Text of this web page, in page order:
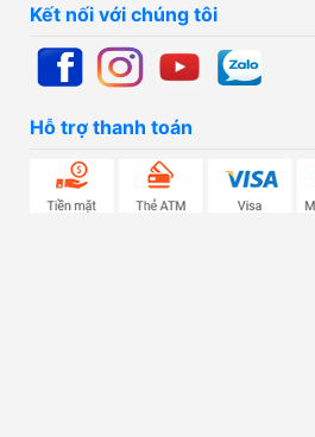
Kết nối với chúng tôi
Hỗ trợ thanh toán